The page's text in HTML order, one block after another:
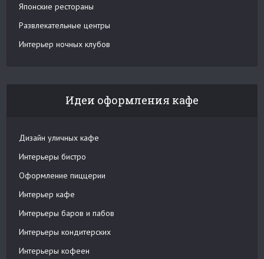
Японские рестораны
Развлекательные центры
Интерьер ночных клубов
Идеи оформления кафе
Дизайн уличных кафе
Интерьеры бистро
Оформление пиццерии
Интерьер кафе
Интерьеры баров и пабов
Интерьеры кондитерских
Интерьеры кофеен